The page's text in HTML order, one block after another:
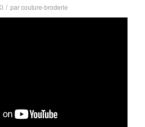
/ parcouture-broderie